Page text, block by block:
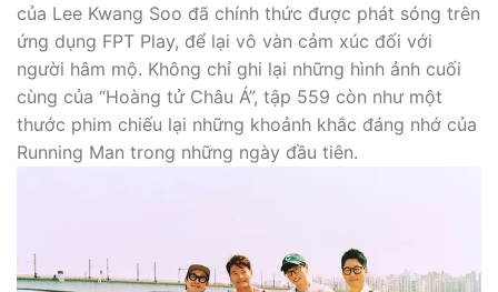
của Lee Kwang Soo đã chính thức được phát sóng trên
ứng dụng FPT Play, để lại vô vàn cảm xúc đối với
người hâm mộ. Không chỉ ghi lại những hình ảnh cuối
cùng của “Hoàng tử Châu Á”, tập 559 còn như một
thước phim chiếu lại những khoảnh khắc đáng nhớ của
Running Man trong những ngày đầu tiên.